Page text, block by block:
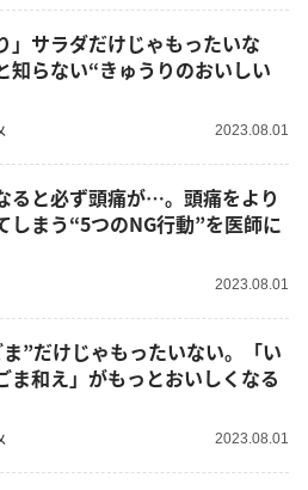
」サラダだけじゃもったいな
知らない“きゅうりのおいしい
2023.08.01
ると必ず頭痛が…。頭痛をより
しまう“5つのNG行動”を医師に
2023.08.01
”だけじゃもったいない。「い
ま和え」がもっとおいしくなる
2023.08.01